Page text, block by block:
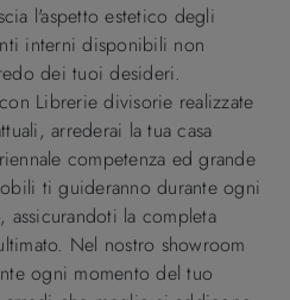
l'aspetto estetico degli
interni disponibili non
dei tuoi desideri.
Librerie divisorie realizzate
arrederai la tua casa
competenza ed grande
ti guideranno durante ogni
la completa
Nel nostro showroom
ogni momento del tuo